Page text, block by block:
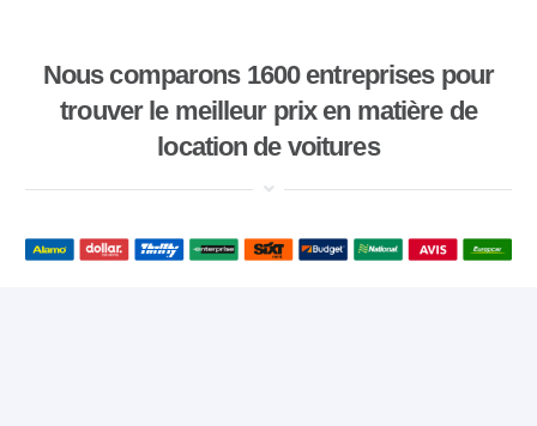
Nous comparons 1600 entreprises pour
trouver le meilleur prix en matière de
location de voitures